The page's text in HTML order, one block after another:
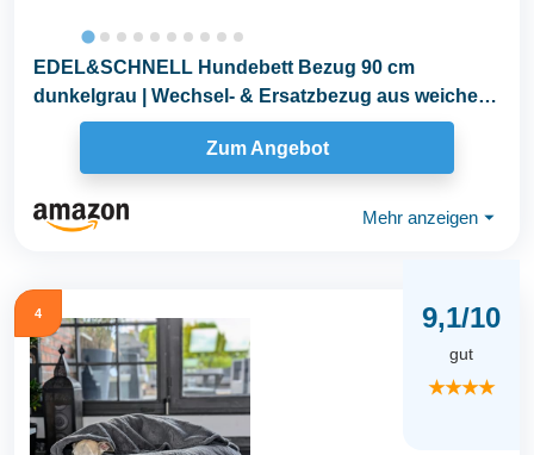
EDEL&SCHNELL Hundebett Bezug 90 cm
dunkelgrau | Wechsel- & Ersatzbezug aus weichem
Kunstfell mit...
Zum Angebot
Mehr anzeigen ⏷
4 9,1/10
gut
★★★★